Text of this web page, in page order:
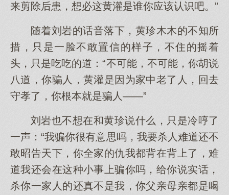
来剪除后患，想必这黄灌是谁你应该认识吧。”
随着刘岩的话音落下，黄珍木木的不知所
措，只是一脸不敢置信的样子，不住的摇着
头，只是吃吃的道：“不可能，不可能，你胡说
八道，你骗人，黄灌是因为家中老了人，回去
守孝了，你根本就是骗人——”
刘岩也不想在和黄珍说什么，只是冷哼了
一声：“我骗你很有意思吗，我要杀人难道还不
敢昭告天下，你全家的仇我都背在背上了，难
道我还会在这种小事上骗你吗，给你说实话，
杀你一家人的还真不是我，你父亲母亲都是喝